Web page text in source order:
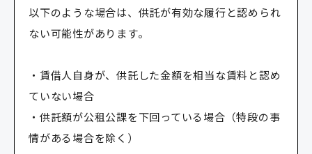
以下のような場合は、供託が有効な履行と認められ
ない可能性があります。
・賃借人自身が、供託した金額を相当な賃料と認め
ていない場合
・供託額が公租公課を下回っている場合（特段の事
情がある場合を除く）